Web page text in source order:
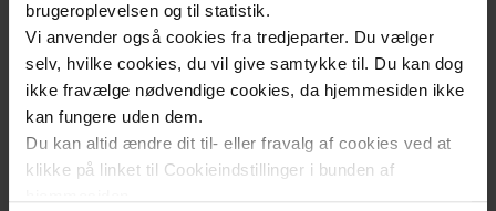
brugeroplevelsen og til statistik.
Vi anvender også cookies fra tredjeparter. Du vælger
selv, hvilke cookies, du vil give samtykke til. Du kan dog
ikke fravælge nødvendige cookies, da hjemmesiden ikke
kan fungere uden dem.
Du kan altid ændre dit til- eller fravalg af cookies ved at
klikke på linket til Cookieindstillinger i bunden af
Kontakt